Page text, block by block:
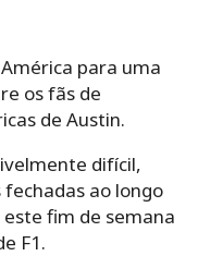
para uma
os fãs de
de Austin.
difícil,
ao longo
fim de semana
F1.